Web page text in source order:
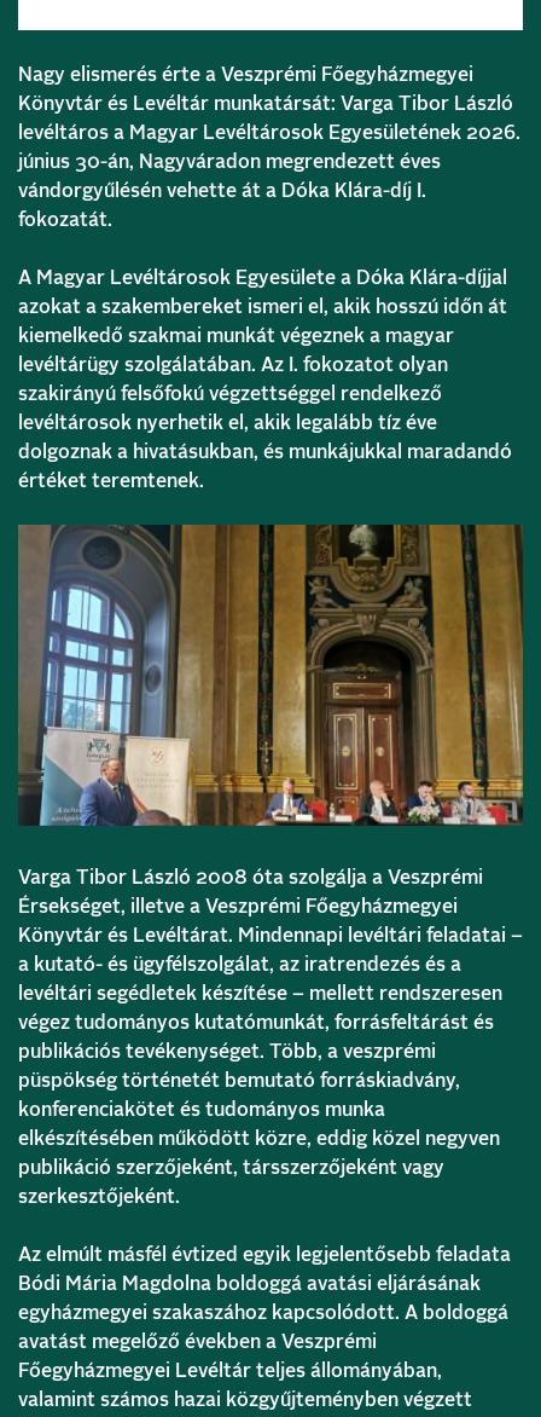
Nagy elismerés érte a Veszprémi Főegyházmegyei
Könyvtár és Levéltár munkatársát: Varga Tibor László
levéltáros a Magyar Levéltárosok Egyesületének 2026.
június 30-án, Nagyváradon megrendezett éves
vándorgyűlésén vehette át a Dóka Klára-díj I.
fokozatát.
A Magyar Levéltárosok Egyesülete a Dóka Klára-díjjal
azokat a szakembereket ismeri el, akik hosszú időn át
kiemelkedő szakmai munkát végeznek a magyar
levéltárügy szolgálatában. Az I. fokozatot olyan
szakirányú felsőfokú végzettséggel rendelkező
levéltárosok nyerhetik el, akik legalább tíz éve
dolgoznak a hivatásukban, és munkájukkal maradandó
értéket teremtenek.
Varga Tibor László 2008 óta szolgálja a Veszprémi
Érsekséget, illetve a Veszprémi Főegyházmegyei
Könyvtár és Levéltárat. Mindennapi levéltári feladatai –
a kutató- és ügyfélszolgálat, az iratrendezés és a
levéltári segédletek készítése – mellett rendszeresen
végez tudományos kutatómunkát, forrásfeltárást és
publikációs tevékenységet. Több, a veszprémi
püspökség történetét bemutató forráskiadvány,
konferenciakötet és tudományos munka
elkészítésében működött közre, eddig közel negyven
publikáció szerzőjeként, társszerzőjeként vagy
szerkesztőjeként.
Az elmúlt másfél évtized egyik legjelentősebb feladata
Bódi Mária Magdolna boldoggá avatási eljárásának
egyházmegyei szakaszához kapcsolódott. A boldoggá
avatást megelőző években a Veszprémi
Főegyházmegyei Levéltár teljes állományában,
valamint számos hazai közgyűjteményben végzett